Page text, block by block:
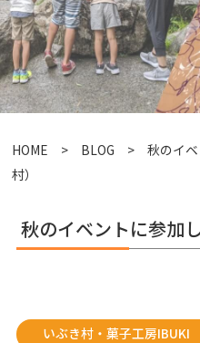
HOME > BLOG > 秋のイベ
村）
秋のイベントに参加
いぶき村・菓子工房IBUKI